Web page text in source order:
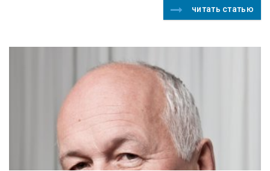
читать статью